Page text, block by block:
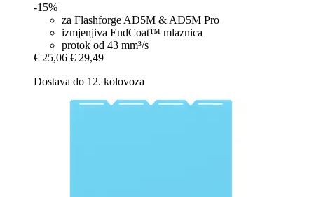
-15%
za Flashforge AD5M & AD5M Pro
izmjenjiva EndCoat™ mlaznica
protok od 43 mm³/s
€ 25,06 € 29,49
Dostava do 12. kolovoza